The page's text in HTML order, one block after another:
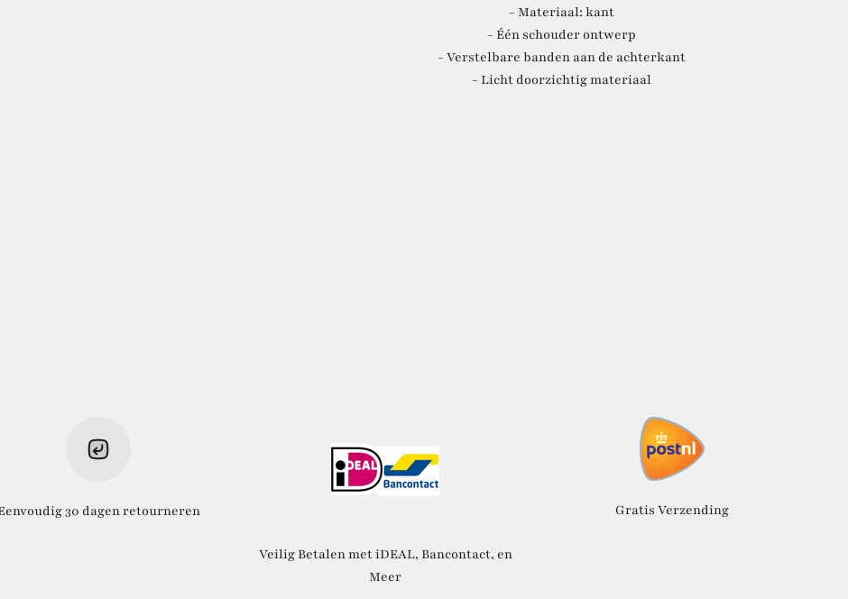
- Materiaal: kant
- Één schouder ontwerp
- Verstelbare banden aan de achterkant
- Licht doorzichtig materiaal
30 dagen retourneren
Veilig Betalen met iDEAL, Bancontact, en
Meer
Gratis Verzending